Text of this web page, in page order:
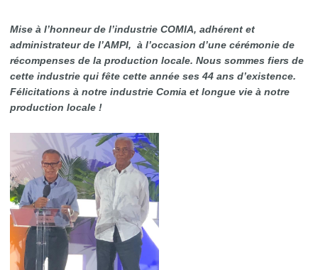
Mise à l’honneur de l’industrie COMIA, adhérent et
administrateur de l’AMPI, à l’occasion d’une cérémonie de
récompenses de la production locale. Nous sommes fiers de
cette industrie qui fête cette année ses 44 ans d’existence.
Félicitations à notre industrie Comia et longue vie à notre
production locale !